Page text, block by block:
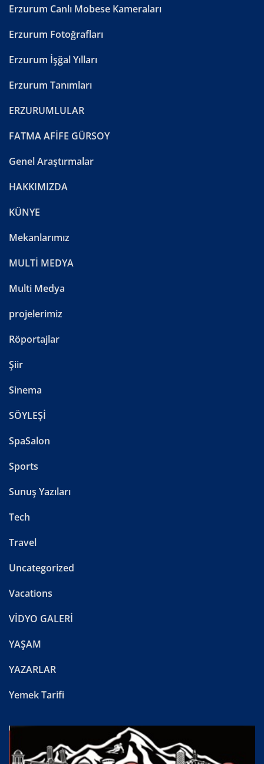
Erzurum Canlı Mobese Kameraları
Erzurum Fotoğrafları
Erzurum İşğal Yılları
Erzurum Tanımları
ERZURUMLULAR
FATMA AFİFE GÜRSOY
Genel Araştırmalar
HAKKIMIZDA
KÜNYE
Mekanlarımız
MULTİ MEDYA
Multi Medya
projelerimiz
Röportajlar
Şiir
Sinema
SÖYLEŞİ
SpaSalon
Sports
Sunuş Yazıları
Tech
Travel
Uncategorized
Vacations
VİDYO GALERİ
YAŞAM
YAZARLAR
Yemek Tarifi